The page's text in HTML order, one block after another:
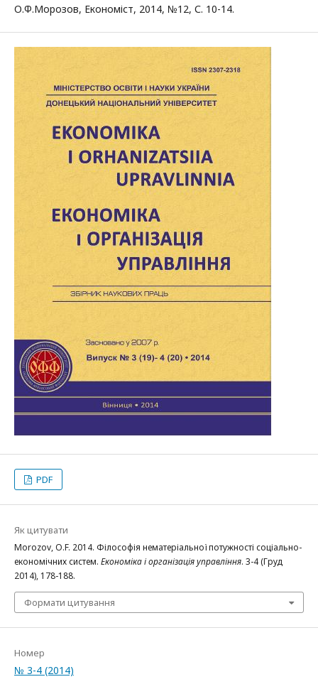
О.Ф.Морозов, Економіст, 2014, №12, С. 10-14.
PDF
Як цитувати
Morozov, O.F. 2014. Філософія нематеріальної потужності соціально-
економічних систем. Економіка і організація управління. 3-4 (Груд
2014), 178-188.
Формати цитування
Номер
№ 3-4 (2014)